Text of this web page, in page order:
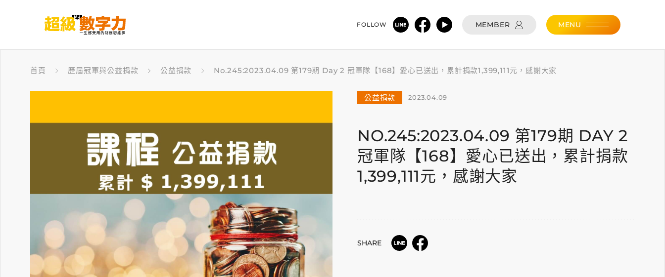
FOLLOW MEMBER MENU
首頁 歷屆冠軍與公益捐款 公益捐款 No.245:2023.04.09 第179期 Day 2 冠軍隊【168】愛心已送出，累計捐款1,399,111元，感謝大家
公益捐款 2023.04.09
NO.245:2023.04.09 第179期 DAY 2
冠軍隊【168】愛心已送出，累計捐款
1,399,111元，感謝大家
SHARE